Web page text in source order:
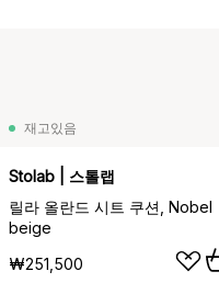
재고있음
Stolab | 스톨랩
릴라 올란드 시트 쿠션, Nobel
beige
₩251,500